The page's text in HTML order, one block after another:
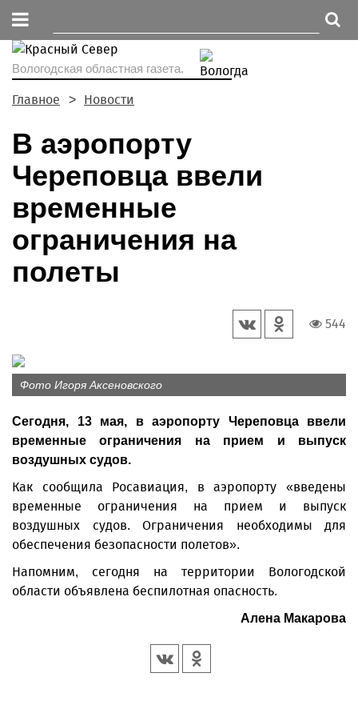
Вологодская областная газета.
Главное Новости
В аэропорту
Череповца ввели
временные
ограничения на
полеты
544
Фото Игоря Аксеновского
Сегодня, 13 мая, в аэропорту Череповца ввели
временные ограничения на прием и выпуск
воздушных судов.
Как сообщила Росавиация, в аэропорту «введены
временные ограничения на прием и выпуск
воздушных судов. Ограничения необходимы для
обеспечения безопасности полетов».
Напомним, сегодня на территории Вологодской
области объявлена беспилотная опасность.
Алена Макарова